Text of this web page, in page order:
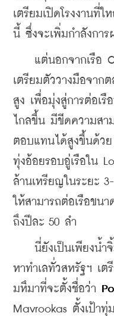
เตรียมเปิดโรงงานที่
นี้ ซึ่งจะเพิ่มกำลังการ
แต่นอกจากเรือ
เตรียมตัววางมือจาก
สูง เพื่อมุ่งสู่การต่อเ
ไกลขึ้น มีขีดความสา
ตอบแทนได้สูงขึ้นด้ว
ทุ่งอ้อยรอบอู่เรือใน
ล้านเหรียญในระยะ
ให้สามารถต่อเรือขน
ถึงปีละ 50 ลำ
นี่ยังเป็นเพียงน้ำจิ้
หาทำเลทั่วสหรัฐฯ เต
มหึมาที่จะตั้งชื่อว่า
Mavrookas ตั้งเป้า